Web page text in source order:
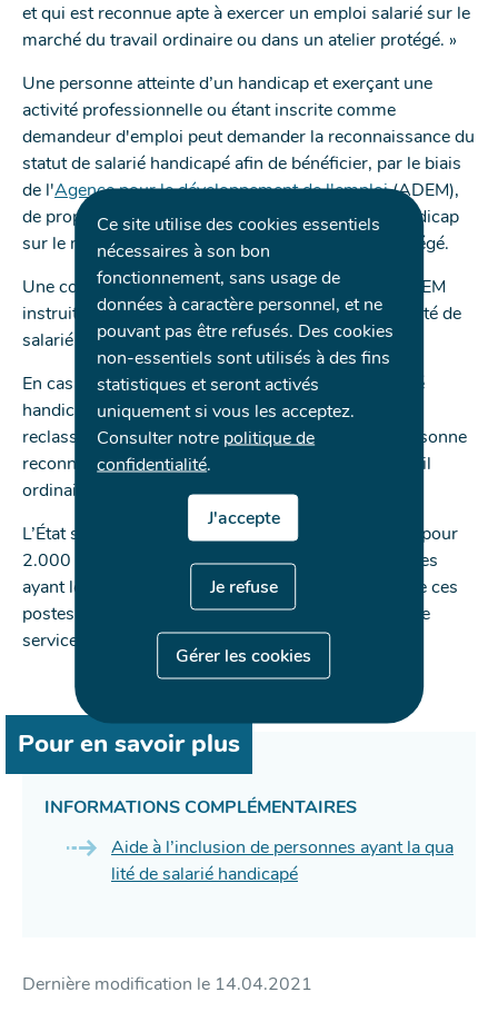
Ce site utilise des cookies essentiels
nécessaires à son bon
fonctionnement, sans usage de
données à caractère personnel, et ne
pouvant pas être refusés. Des cookies
non-essentiels sont utilisés à des fins
statistiques et seront activés
uniquement si vous les acceptez.
Consulter notre politique de
confidentialité.
J'accepte
Je refuse
Gérer les cookies
et qui est reconnue apte à exercer un emploi salarié sur le
marché du travail ordinaire ou dans un atelier protégé. »
Une personne atteinte d’un handicap et exerçant une
activité professionnelle ou étant inscrite comme
demandeur d'emploi peut demander la reconnaissance du
statut de salarié handicapé afin de bénéficier, par le biais
de l'Agence pour le développement de l'emploi(ADEM),
de propositions d’emplois plus adaptées à son handicap
sur le marché du travail ordinaire ou en atelier protégé.
Une commission médicale instituée auprès de l’ADEM
instruit les demandes en reconnaissance de la qualité de
salarié handicapé.
En cas de reconnaissance de cette qualité de salarié
handicapé, une commission d’orientation et de
reclassement professionnel décide de guider la personne
reconnue salarié handicapé vers le marché du travail
ordinaire ou vers les ateliers protégés.
L’État s’engage à réserver chaque année un budget pour
2.000 heures destinées à l’embauche des personnes
ayant le statut du salarié handicapé. L’occupation de ces
postes se fait exclusivement en collaboration avec le
service des salariés handicapés de l’ADEM.
Pour en savoir plus
INFORMATIONS COMPLÉMENTAIRES
Aide à l’inclusion de personnes ayant la qua
lité de salarié handicapé
Dernière modification le 14.04.2021